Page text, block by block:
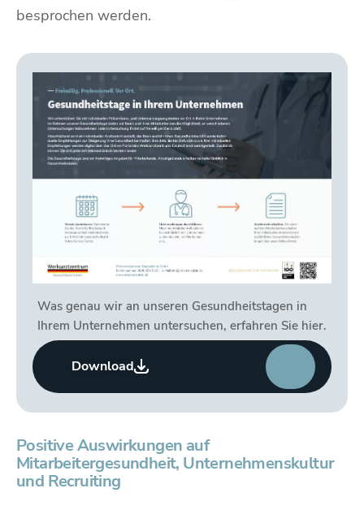
besprochen werden.
Was genau wir an unseren Gesundheitstagen in
Ihrem Unternehmen untersuchen, erfahren Sie hier.
Download
Positive Auswirkungen auf
Mitarbeitergesundheit, Unternehmenskultur
und Recruiting